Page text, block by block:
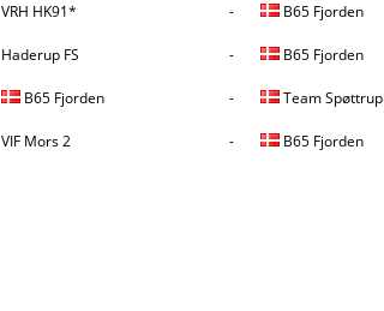
VRH HK91* - B65 Fjorden
Haderup FS - B65 Fjorden
B65 Fjorden - Team Spøttrup
VIF Mors 2 - B65 Fjorden